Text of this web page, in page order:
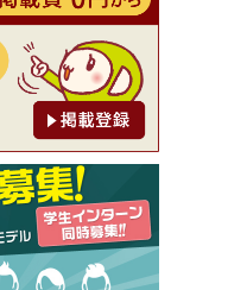
全品20％OFF ※18時以
（ピアクオーレ））
特価 鼻毛脱毛 半額 2,2
門ワックス脱毛サロン Mi
毛カール 3,850円→ 2,7
エール））
餃子酒場たっちゃん 西